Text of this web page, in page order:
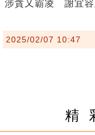
涉貪又霸凌 謝宜容
2025/02/07 10:47
精